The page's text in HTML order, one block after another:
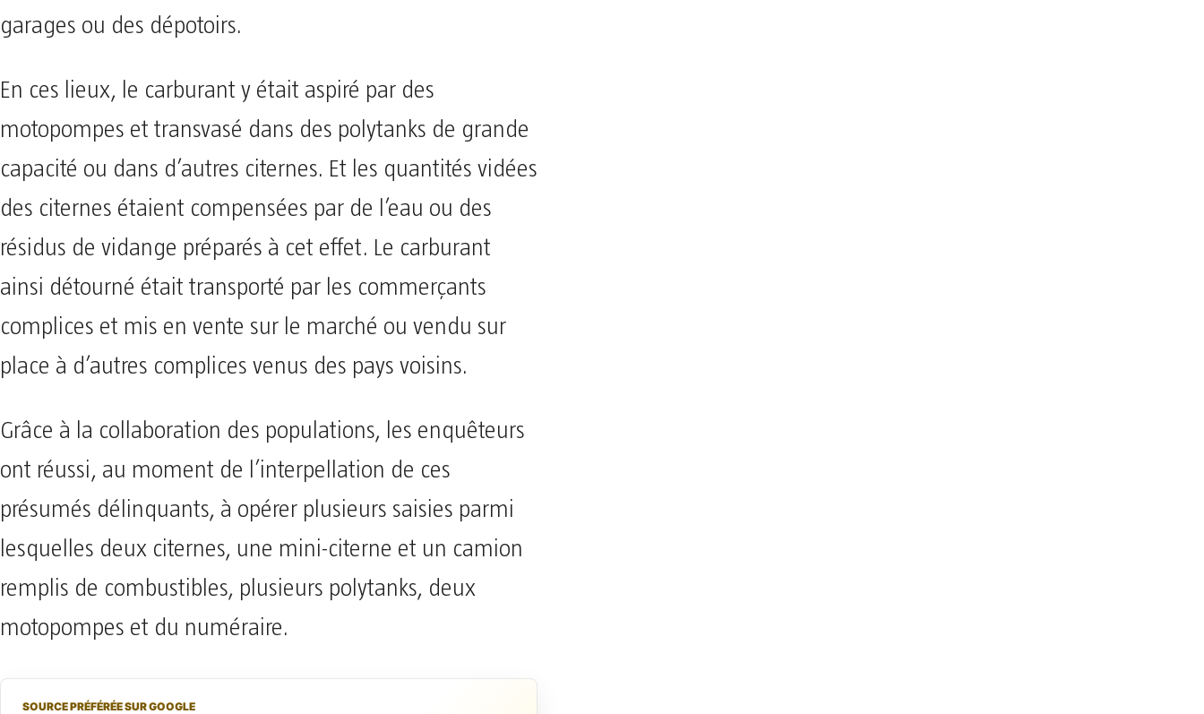
garages ou des dépotoirs.
En ces lieux, le carburant y était aspiré par des
motopompes et transvasé dans des polytanks de grande
capacité ou dans d’autres citernes. Et les quantités vidées
des citernes étaient compensées par de l’eau ou des
résidus de vidange préparés à cet effet. Le carburant
ainsi détourné était transporté par les commerçants
complices et mis en vente sur le marché ou vendu sur
place à d’autres complices venus des pays voisins.
Grâce à la collaboration des populations, les enquêteurs
ont réussi, au moment de l’interpellation de ces
présumés délinquants, à opérer plusieurs saisies parmi
lesquelles deux citernes, une mini-citerne et un camion
remplis de combustibles, plusieurs polytanks, deux
motopompes et du numéraire.
SOURCE PRÉFÉRÉE SUR GOOGLE